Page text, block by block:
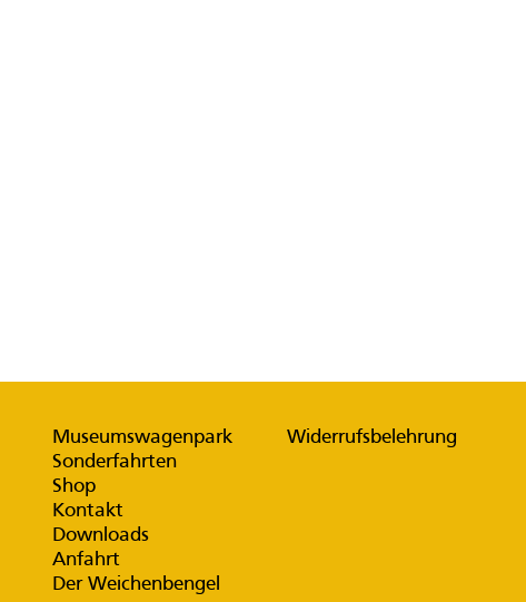
Museumswagenpark
Sonderfahrten
Shop
Kontakt
Downloads
Anfahrt
Der Weichenbengel
Widerrufsbelehrung